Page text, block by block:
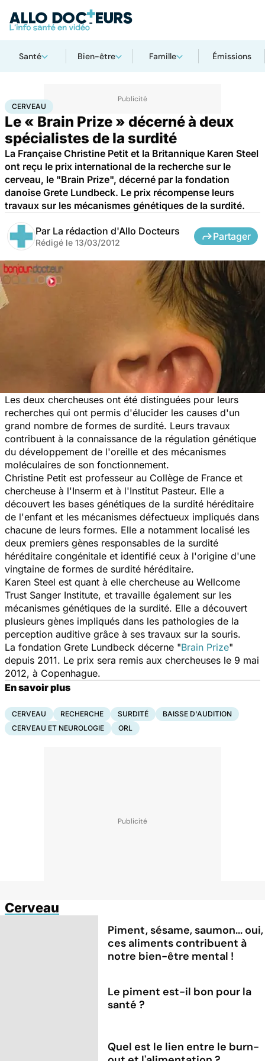
Santé Bien-être Famille Émissions
AccueilSanté
CERVEAU
Le « Brain Prize » décerné à deux
spécialistes de la surdité
La Française Christine Petit et la Britannique Karen Steel
ont reçu le prix international de la recherche sur le
cerveau, le "Brain Prize", décerné par la fondation
danoise Grete Lundbeck. Le prix récompense leurs
travaux sur les mécanismes génétiques de la surdité.
Par La rédaction d'Allo Docteurs
Rédigé le 13/03/2012
Partager
Les deux chercheuses ont été distinguées pour leurs
recherches qui ont permis d'élucider les causes d'un
grand nombre de formes de surdité. Leurs travaux
contribuent à la connaissance de la régulation génétique
du développement de l'oreille et des mécanismes
moléculaires de son fonctionnement.
Christine Petit est professeur au Collège de France et
chercheuse à l'Inserm et à l'Institut Pasteur. Elle a
découvert les bases génétiques de la surdité héréditaire
de l'enfant et les mécanismes défectueux impliqués dans
chacune de leurs formes. Elle a notamment localisé les
deux premiers gènes responsables de la surdité
héréditaire congénitale et identifié ceux à l'origine d'une
vingtaine de formes de surdité héréditaire.
Karen Steel est quant à elle chercheuse au Wellcome
Trust Sanger Institute, et travaille également sur les
mécanismes génétiques de la surdité. Elle a découvert
plusieurs gènes impliqués dans les pathologies de la
perception auditive grâce à ses travaux sur la souris.
La fondation Grete Lundbeck décerne "Brain Prize"
depuis 2011. Le prix sera remis aux chercheuses le 9 mai
2012, à Copenhague.
En savoir plus
CERVEAU RECHERCHE SURDITÉ
BAISSE D'AUDITION
CERVEAU ET NEUROLOGIE
ORL
Cerveau
Piment, sésame, saumon... oui,
ces aliments contribuent à
notre bien-être mental !
Le piment est-il bon pour la
santé ?
Quel est le lien entre le burn-